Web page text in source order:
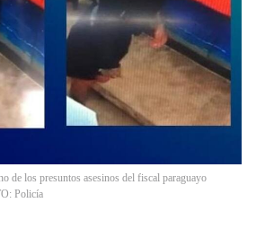
de los presuntos asesinos del fiscal paraguayo
Policía